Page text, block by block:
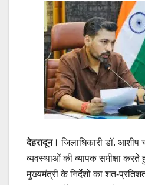
b
o
o
k
A
p
p
a
m
देहरादून।जिलाधिकारी डॉ. आशीष
व्यवस्थाओं की व्यापक समीक्षा करते
मुख्यमंत्री के निर्देशों का शत-